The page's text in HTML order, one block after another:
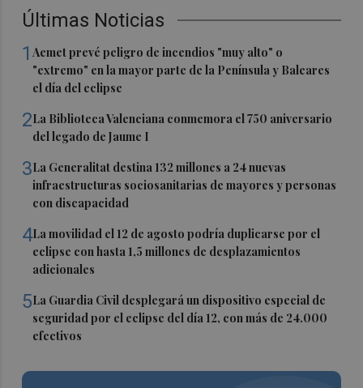
Últimas Noticias
1Aemet prevé peligro de incendios "muy alto" o
"extremo" en la mayor parte de la Península y Baleares
el día del eclipse
2La Biblioteca Valenciana conmemora el 750 aniversario
del legado de Jaume I
3La Generalitat destina 132 millones a 24 nuevas
infraestructuras sociosanitarias de mayores y personas
con discapacidad
4La movilidad el 12 de agosto podría duplicarse por el
eclipse con hasta 1,5 millones de desplazamientos
adicionales
5La Guardia Civil desplegará un dispositivo especial de
seguridad por el eclipse del día 12, con más de 24.000
efectivos